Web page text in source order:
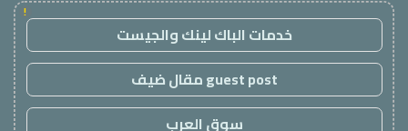
!
خدمات الباك لينك والجيست
guest post مقال ضيف
سوق العرب